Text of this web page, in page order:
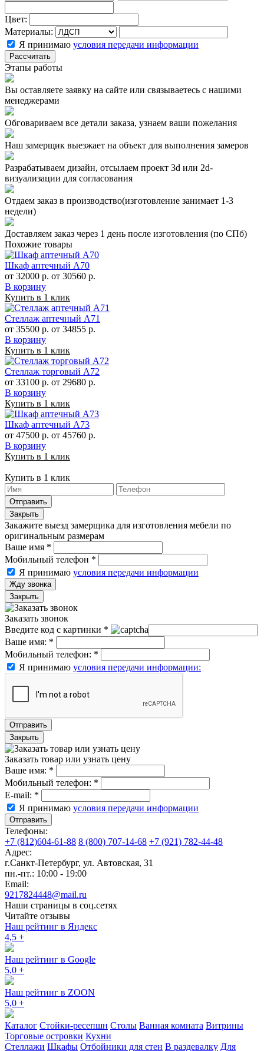
Цвет:
Материалы:
Я принимаю условия передачи информации
Рассчитать
Этапы работы
Вы оставляете заявку на сайте или связываетесь с нашими
менеджерами
Обговариваем все детали заказа, узнаем ваши пожелания
Наш замерщик выезжает на объект для выполнения замеров
Разрабатываем дизайн, отсылаем проект 3d или 2d-
визуализации для согласования
Отдаем заказ в производство(изготовление занимает 1-3
недели)
Доставляем заказ через 1 день после изготовления (по СПб)
Похожие товары
Шкаф аптечный А70
от 32000 р. от 30560 р.
В корзину
Купить в 1 клик
Стеллаж аптечный А71
от 35500 р. от 34855 р.
В корзину
Купить в 1 клик
Стеллаж торговый А72
от 33100 р. от 29680 р.
В корзину
Купить в 1 клик
Шкаф аптечный А73
от 47500 р. от 45760 р.
В корзину
Купить в 1 клик
Купить в 1 клик
Отправить
Закрыть
Закажите выезд замерщика для изготовления мебели по
оригинальным размерам
Ваше имя *
Мобильный телефон *
Я принимаю условия передачи информации
Жду звонка
Закрыть
Заказать звонок
Введите код с картинки *
Ваше имя: *
Мобильный телефон: *
Я принимаю условия передачи информации:
Отправить
Закрыть
Заказать товар или узнать цену
Ваше имя: *
Мобильный телефон: *
E-mail: *
Я принимаю условия передачи информации
Отправить
Телефоны:
+7 (812)604-61-88 8 (800) 707-14-68 +7 (921) 782-44-48
Адрес:
г.Санкт-Петербург, ул. Автовская, 31
пн.-пт.: 10:00 - 19:00
Email:
9217824448@mail.ru
Наши страницы в соц.сетях
Читайте отзывы
Наш рейтинг в Яндекс
4,5 +
Наш рейтинг в Google
5,0 +
Наш рейтинг в ZOON
5,0 +
Каталог Стойки-ресепшн Столы Ванная комната Витрины
Торговые островки Кухни
Стеллажи Шкафы Отбойники для стен В раздевалку Для